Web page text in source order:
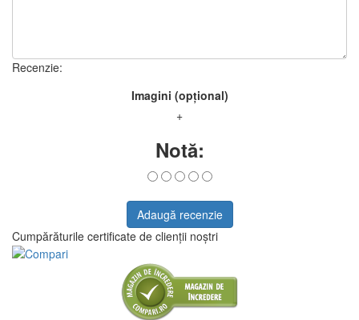
Recenzie:
Imagini (opțional)
+
Notă:
Adaugă recenzie
Cumpărăturile certificate de clienții noștri